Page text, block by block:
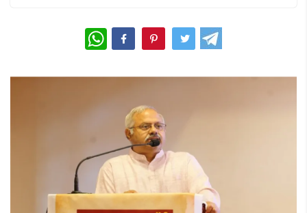
WhatsApp